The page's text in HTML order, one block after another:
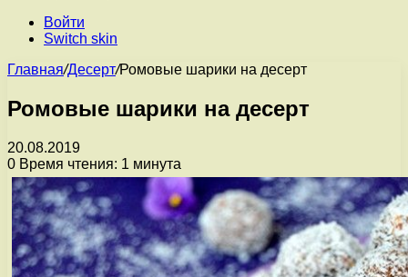
Войти
Switch skin
Главная/Десерт/Ромовые шарики на десерт
Ромовые шарики на десерт
20.08.2019
0 Время чтения: 1 минута